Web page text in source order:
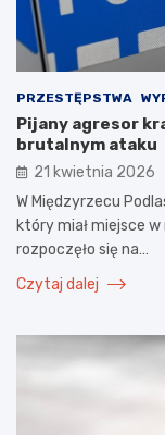
PRZESTĘPSTWA
Pijany agresor
brutalnym ataku
21 kwietnia 2026
W Międzyrzecu
który miał miejsce
rozpoczęło się na…
Czytaj dalej